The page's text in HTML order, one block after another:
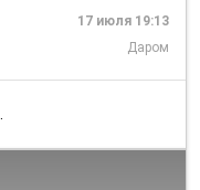
17 июля 19:13
Даром